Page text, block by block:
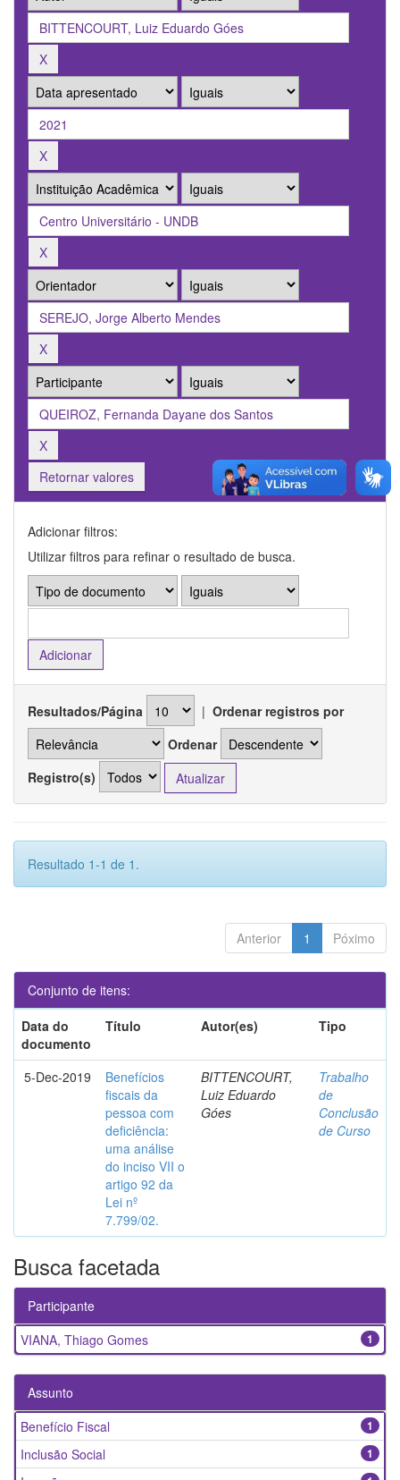
Retornar valores
Adicionar filtros:
Utilizar filtros para refinar o resultado de busca.
Resultados/Página | Ordenar registros por
Ordenar
Registro(s)
Resultado 1-1 de 1.
Anterior 1 Póximo
Conjunto de itens:
Data do
documento
Título Autor(es) Tipo
5-Dec-2019
Benefícios
fiscais da
pessoa com
deficiência:
uma análise
do inciso VII o
artigo 92 da
Lei nº
7.799/02.
BITTENCOURT,
Luiz Eduardo
Góes
Trabalho
de
Conclusão
de Curso
Busca facetada
Participante
1
VIANA, Thiago Gomes
Assunto
1
Benefício Fiscal
1
Inclusão Social